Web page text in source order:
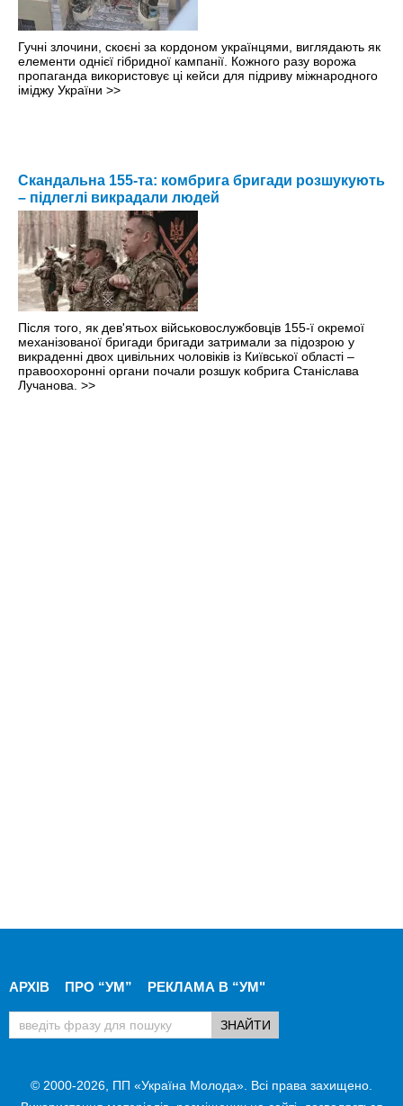
Гучні злочини, скоєні за кордоном українцями, виглядають як
елементи однієї гібридної кампанії. Кожного разу ворожа
пропаганда використовує ці кейси для підриву міжнародного
іміджу України >>
Скандальна 155-та: комбрига бригади розшукують
– підлеглі викрадали людей
Після того, як дев'ятьох військовослужбовців 155-ї окремої
механізованої бригади бригади затримали за підозрою у
викраденні двох цивільних чоловіків із Київської області –
правоохоронні органи почали розшук кобрига Станіслава
Лучанова. >>
АРХІВ ПРО “УМ” РЕКЛАМА В “УМ"
© 2000-2026, ПП «Україна Молода». Всі права захищено.